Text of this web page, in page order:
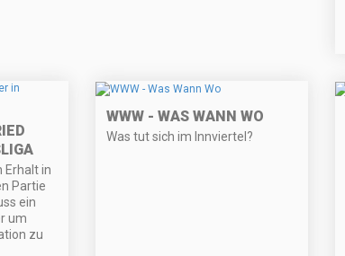
Erhalt in
Partie
ein
um
zu
WWW - WAS WANN WO
Was tut sich im Innviertel?